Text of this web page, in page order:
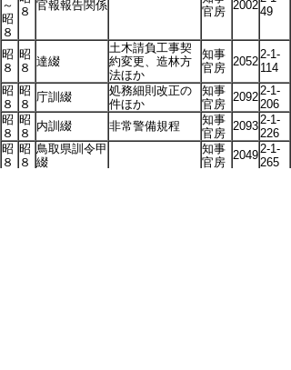
～
昭
８
８ 官報報告関係
官房 200249
昭
８
昭
８ 達綴
土木請負工事契
約変更、造林方
法ほか
知事
官房 2052
2-1-
114
昭
８
昭
８
庁訓綴
処務細則改正の
件ほか
知事
官房
20922-1-
206
昭
８
昭
８
内訓綴 非常警備規程
知事
官房
20932-1-
226
昭
８
昭
８
鳥取県訓令甲
綴
知事
官房
20492-1-
265